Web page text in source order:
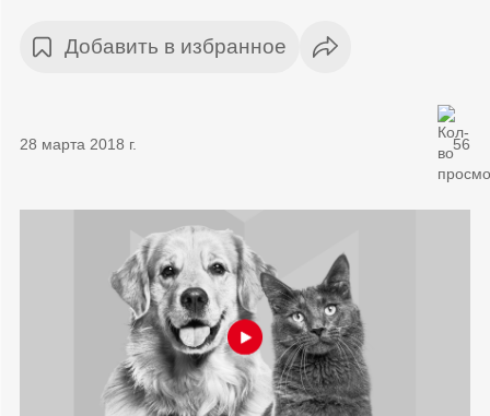
Добавить в избранное
28 марта 2018 г. 56